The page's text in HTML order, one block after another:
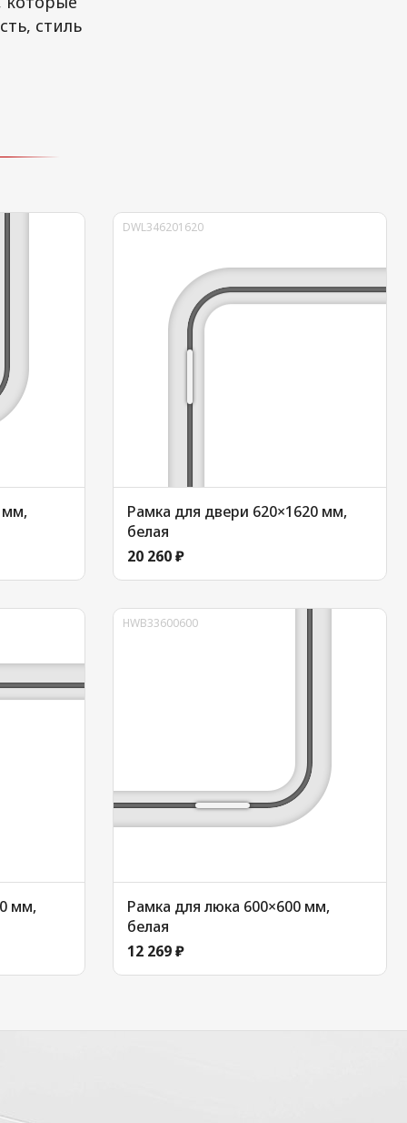
стиль
мм,
DWL346201620
Рамка для двери 620×1620 мм,
белая
20 260 ₽
мм,
HWB33600600
Рамка для люка 600×600 мм,
белая
12 269 ₽